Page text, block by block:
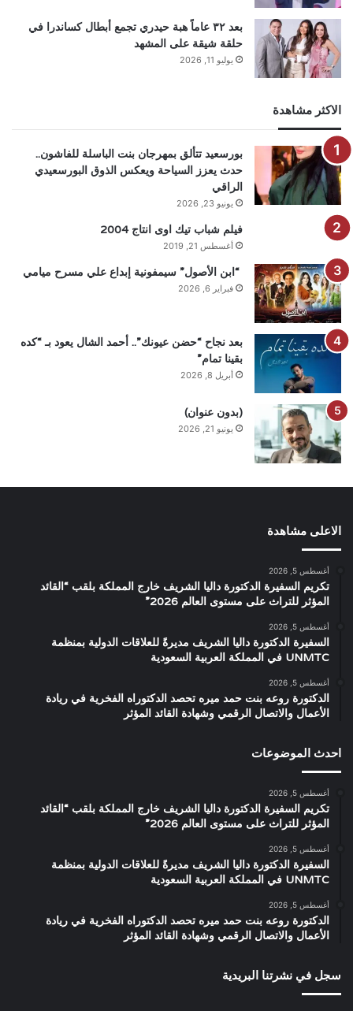
بعد ٣٢ عاماً هبة حيدري تجمع أبطال كساندرا في
حلقة شيقة على المشهد
يوليو 11, 2026
الاكثر مشاهدة
بورسعيد تتألق بمهرجان بنت الباسلة للفاشون..
حدث يعزز السياحة ويعكس الذوق البورسعيدي
الراقي
يونيو 23, 2026
فيلم شباب تيك اوى انتاج 2004
أغسطس 21, 2019
“ابن الأصول” سيمفونية إبداع علي مسرح ميامي
فبراير 6, 2026
بعد نجاح “حضن عيونك”.. أحمد الشال يعود بـ “كده
بقينا تمام”
أبريل 8, 2026
(بدون عنوان)
يونيو 21, 2026
الاعلى مشاهدة
أغسطس 5, 2026
تكريم السفيرة الدكتورة داليا الشريف خارج المملكة بلقب “القائد
المؤثر للتراث على مستوى العالم 2026”
أغسطس 5, 2026
السفيرة الدكتورة داليا الشريف مديرةً للعلاقات الدولية بمنظمة
UNMTC في المملكة العربية السعودية
أغسطس 5, 2026
الدكتورة روعه بنت حمد ميره تحصد الدكتوراه الفخرية في ريادة
الأعمال والاتصال الرقمي وشهادة القائد المؤثر
احدث الموضوعات
أغسطس 5, 2026
تكريم السفيرة الدكتورة داليا الشريف خارج المملكة بلقب “القائد
المؤثر للتراث على مستوى العالم 2026”
أغسطس 5, 2026
السفيرة الدكتورة داليا الشريف مديرةً للعلاقات الدولية بمنظمة
UNMTC في المملكة العربية السعودية
أغسطس 5, 2026
الدكتورة روعه بنت حمد ميره تحصد الدكتوراه الفخرية في ريادة
الأعمال والاتصال الرقمي وشهادة القائد المؤثر
سجل في نشرتنا البريدية